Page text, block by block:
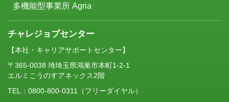
多機能型事業所 Agria
チャレジョブセンター
【本社・キャリアサポートセンター】
〒365-0038 埼埼玉県鴻巣市本町1-2-1
エルミこうのすアネックス2階
TEL： 0800-800-0311
（フリーダイヤル）